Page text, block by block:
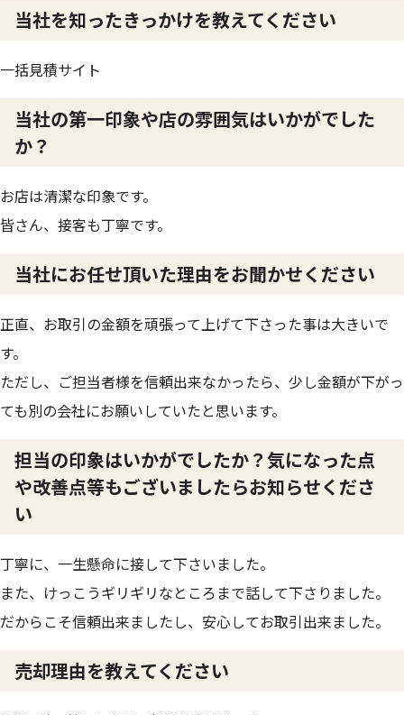
当社を知ったきっかけを教えてください
一括見積サイト
当社の第一印象や店の雰囲気はいかがでした
か？
お店は清潔な印象です。
皆さん、接客も丁寧です。
当社にお任せ頂いた理由をお聞かせください
正直、お取引の金額を頑張って上げて下さった事は大きいで
す。
ただし、ご担当者様を信頼出来なかったら、少し金額が下がっ
ても別の会社にお願いしていたと思います。
担当の印象はいかがでしたか？気になった点
や改善点等もございましたらお知らせくださ
い
丁寧に、一生懸命に接して下さいました。
また、けっこうギリギリなところまで話して下さりました。
だからこそ信頼出来ましたし、安心してお取引出来ました。
売却理由を教えてください